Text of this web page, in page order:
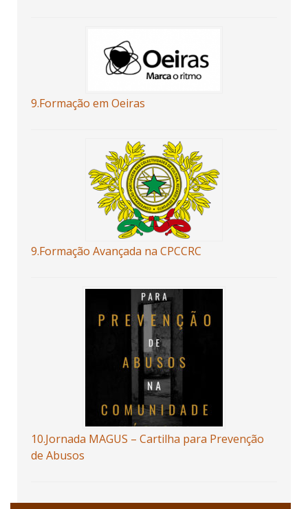
9.Formação em Oeiras
9.Formação Avançada na CPCCRC
10.Jornada MAGUS – Cartilha para Prevenção
de Abusos